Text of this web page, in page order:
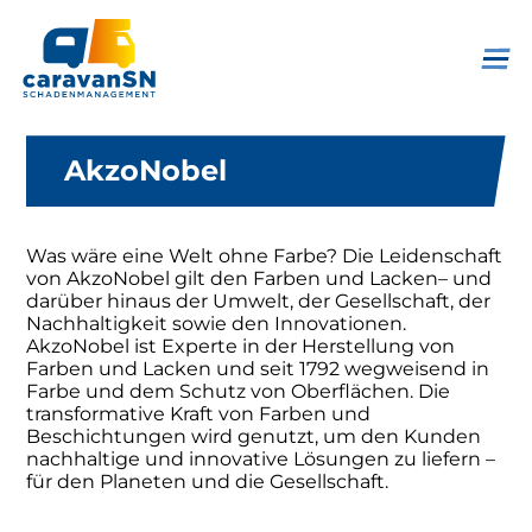
AkzoNobel
Was wäre eine Welt ohne Farbe? Die Leidenschaft
von AkzoNobel gilt den Farben und Lacken– und
darüber hinaus der Umwelt, der Gesellschaft, der
Nachhaltigkeit sowie den Innovationen.
AkzoNobel ist Experte in der Herstellung von
Farben und Lacken und seit 1792 wegweisend in
Farbe und dem Schutz von Oberflächen. Die
transformative Kraft von Farben und
Beschichtungen wird genutzt, um den Kunden
nachhaltige und innovative Lösungen zu liefern –
für den Planeten und die Gesellschaft.